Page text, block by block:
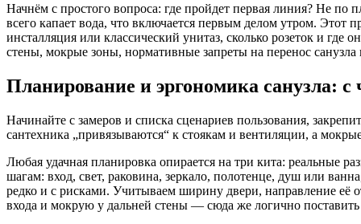
Начнём с простого вопроса: где пройдет первая линия? Не
всего капает вода, что включается первым делом утром.
инсталляция или классический унитаз, сколько розеток и
стены, мокрые зоны, нормативные запреты на перенос
Планирование и эргономика санузла: с
Начинайте с замеров и списка сценариев пользования,
сантехника „привязываются“ к стоякам и вентиляции, а
Любая удачная планировка опирается на три кита: реальные
шагам: вход, свет, раковина, зеркало, полотенце, душ или
редко и с рисками. Учитываем ширину двери, направление её
входа и мокрую у дальней стены — сюда же логично